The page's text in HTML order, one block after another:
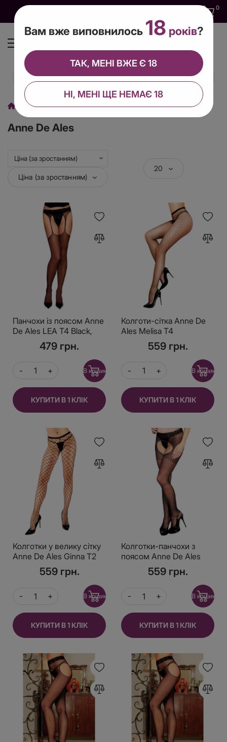
0
Виробник Anne De Ales
Anne De Ales
Ціна (за зростанням)
20
Панчохи із поясом Anne
De Ales LEA T4 Black,
відмінно для pinup
479 грн.
В кошик
КУПИТИ В 1 КЛІК
Колготи-сітка Anne De
Ales Melisa T4
559 грн.
В кошик
КУПИТИ В 1 КЛІК
Колготки у велику сітку
Anne De Ales Ginna T2
559 грн.
В кошик
КУПИТИ В 1 КЛІК
Колготки-панчохи з
поясом Anne De Ales
LOLA T1 Black, з
доступом і відкритою
559 грн.
В кошик
КУПИТИ В 1 КЛІК
Вам вже виповнилось 18 років?
НІ, МЕНІ ЩЕ НЕМАЄ 18
ТАК, МЕНІ ВЖЕ Є 18